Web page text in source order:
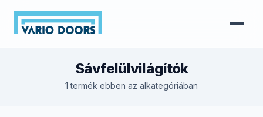
Sávfelülvilágítók
1 termék ebben az alkategóriában